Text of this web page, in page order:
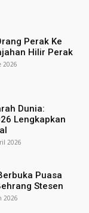
Perak Ke
Hilir Perak
2026
Dunia:
Lengkapkan
2026
Puasa
Stesen
2026